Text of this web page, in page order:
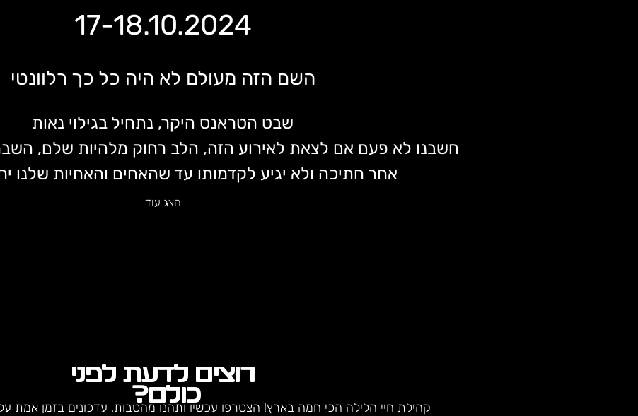
17-18.10.2024
השם הזה מעולם לא היה כל כך רלוונטי
שבט הטראנס היקר, נתחיל בגילוי נאות
חשבנו לא פעם אם לצאת לאירוע הזה, הלב רחוק מלהיות שלם,
אחר חתיכה ולא יגיע לקדמותו עד שהאחים והאחיות שלנו
הצג עוד
רוצים לדעת לפני
כולם?
קהילת חיי הלילה הכי חמה בארץ! הצטרפו עכשיו ותהנו מהטבות, עדכונים בזמן אמת על